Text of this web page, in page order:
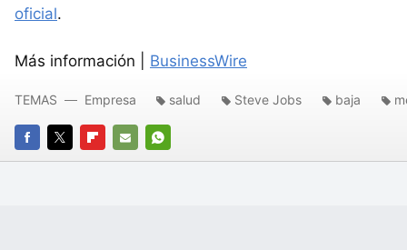
oficial.
Más información | BusinessWire
FACEBOOK
TWITTERFLIPBOARD
E-
WHATSAPP
TEMAS Empresa salud Steve Jobs baja